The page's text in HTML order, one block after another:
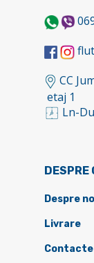
CC
etaj 1
Ln-
DESPRE
Despre
Livrare
Contacte